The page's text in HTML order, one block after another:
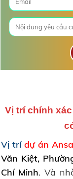
Vị trí chính
Vị trí dự án
Văn Kiệt,
Chí Minh. Và